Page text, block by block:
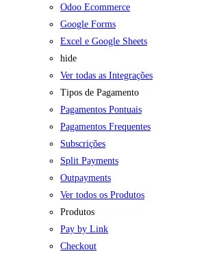
Odoo Ecommerce
Google Forms
Excel e Google Sheets
hide
Ver todas as Integrações
Tipos de Pagamento
Pagamentos Pontuais
Pagamentos Frequentes
Subscrições
Split Payments
Outpayments
Ver todos os Produtos
Produtos
Pay by Link
Checkout